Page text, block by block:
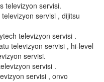
televizyon servisi.
servisi , dijitsu
televizyon servisi .
televizyon servisi , hi-level
servisi.
servisi .
servisi , onvo